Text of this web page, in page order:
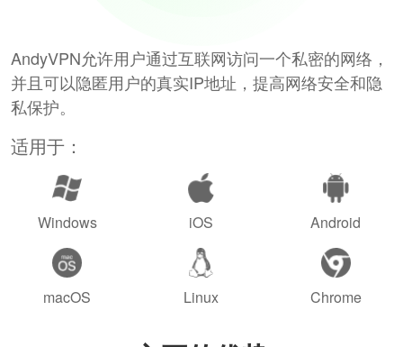
AndyVPN允许用户通过互联网访问一个私密的网络，
并且可以隐匿用户的真实IP地址，提高网络安全和隐
私保护。
适用于：
Windows iOS Android
macOS Linux Chrome